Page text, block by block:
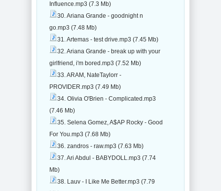
Influence.mp3 (7.3 Mb)
30. Ariana Grande - goodnight n
go.mp3 (7.48 Mb)
31. Artemas - test drive.mp3 (7.45 Mb)
32. Ariana Grande - break up with your
girlfriend, i'm bored.mp3 (7.52 Mb)
33. ARAM, NateTaylorr -
PROVIDER.mp3 (7.49 Mb)
34. Olivia O'Brien - Complicated.mp3
(7.46 Mb)
35. Selena Gomez, A$AP Rocky - Good
For You.mp3 (7.68 Mb)
36. zandros - raw.mp3 (7.63 Mb)
37. Ari Abdul - BABYDOLL.mp3 (7.74
Mb)
38. Lauv - I Like Me Better.mp3 (7.79